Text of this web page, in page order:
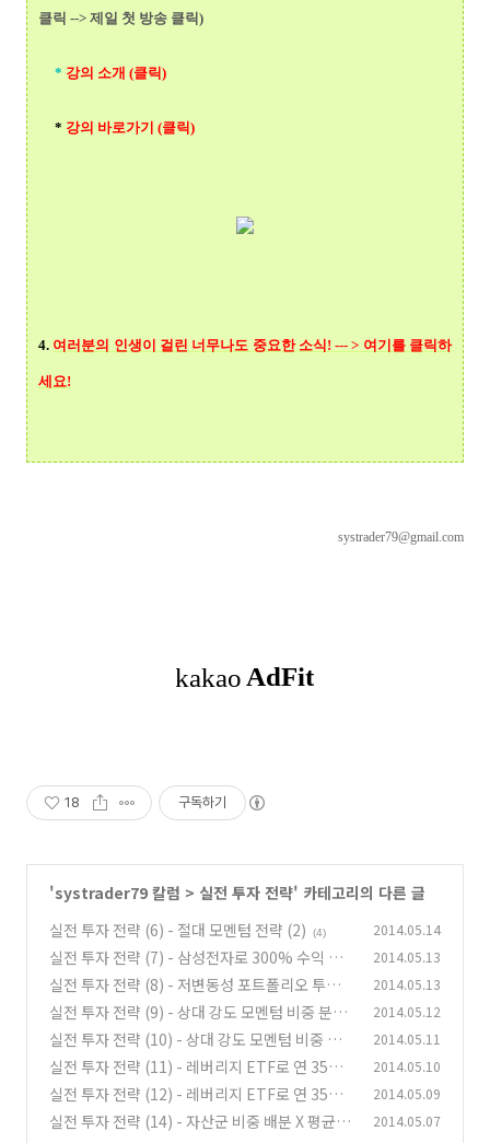
클릭 --> 제일 첫 방송 클릭)
* 강의 소개 (클릭)
* 강의 바로가기 (클릭)
4. 여러분의 인생이 걸린 너무나도 중요한 소식! --- > 여기를 클릭하
세요!
systrader79@gmail.com
18 구독하기
'systrader79 칼럼 > 실전 투자 전략' 카테고리의 다른 글
실전 투자 전략 (6) - 절대 모멘텀 전략 (2)
(4) 2014.05.14
실전 투자 전략 (7) - 삼성전자로 300% 수익 내
기
(3)
2014.05.13
실전 투자 전략 (8) - 저변동성 포트폴리오 투자
전략
(2)
2014.05.13
실전 투자 전략 (9) - 상대 강도 모멘텀 비중 분산
투자 전략 (1)
2014.05.12
실전 투자 전략 (10) - 상대 강도 모멘텀 비중 분
산 투자 전략 (multi asset) (2)
2014.05.11
실전 투자 전략 (11) - 레버리지 ETF로 연 35%
수익에 도전 (leverated risk parity)
(0)
2014.05.10
실전 투자 전략 (12) - 레버리지 ETF로 연 35%
수익에 도전 (leverated risk parity)
(0)
2014.05.09
실전 투자 전략 (14) - 자산군 비중 배분 X 평균 모
2014.05.07